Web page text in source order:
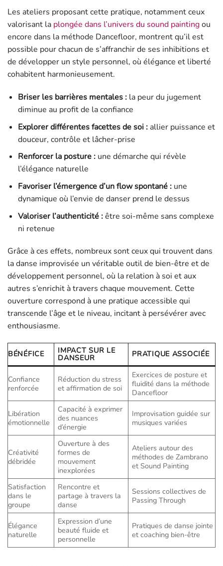
Les ateliers proposant cette pratique, notamment ceux
valorisant la plongée dans l’univers du sound paintingou
encore dans la méthode Dancefloor, montrent qu’il est
possible pour chacun de s’affranchir de ses inhibitions et
de développer un style personnel, où élégance et liberté
cohabitent harmonieusement.
Briser les barrières mentales :la peur du jugement
diminue au profit de la confiance
Explorer différentes facettes de soi :allier puissance et
douceur, contrôle et lâcher-prise
Renforcer la posture :une démarche qui révèle
l’élégance naturelle
Favoriser l’émergence d’un flow spontané :une
dynamique où l’envie de danser prend le dessus
Valoriser l’authenticité :être soi-même sans complexe
ni retenue
Grâce à ces effets, nombreux sont ceux qui trouvent dans
la danse improvisée un véritable outil de bien-être et de
développement personnel, où la relation à soi et aux
autres s’enrichit à travers chaque mouvement. Cette
ouverture correspond à une pratique accessible qui
transcende l’âge et le niveau, incitant à persévérer avec
enthousiasme.
BÉNÉFICE IMPACT SUR LE
DANSEUR PRATIQUE ASSOCIÉE
Confiance
renforcée
Réduction du stress
et affirmation de soi
Exercices de posture et
fluidité dans la méthode
Dancefloor
Libération
émotionnelle
Capacité à exprimer
des nuances
d’énergie
Improvisation guidée sur
musiques variées
Créativité
débridée
Ouverture à des
formes de
mouvement
inexplorées
Ateliers autour des
méthodes de Zambrano
et Sound Painting
Satisfaction
dans le
groupe
Rencontre et
partage à travers la
danse
Sessions collectives de
Passing Through
Élégance
naturelle
Expression d’une
beauté fluide et
personnelle
Pratiques de danse jointe
et coaching bien-être